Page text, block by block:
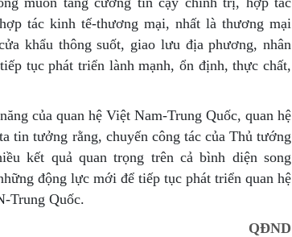
tác kinh tế-thương mại, nhất là thương mại
khẩu thông suốt, giao lưu địa phương, nhân
tục phát triển lành mạnh, ổn định, thực chất,
của quan hệ Việt Nam-Trung Quốc, quan hệ
tin tưởng rằng, chuyến công tác của Thủ tướng
kết quả quan trọng trên cả bình diện song
động lực mới để tiếp tục phát triển quan hệ
Trung Quốc.
QĐND